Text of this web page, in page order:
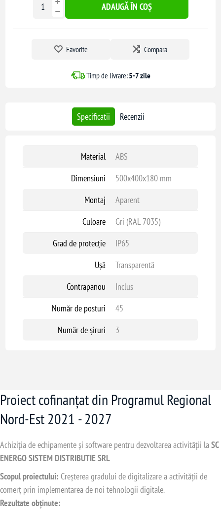
ADAUGĂ ÎN COȘ
Favorite Compara
Timp de livrare:5-7 zile
Specificatii Recenzii
Material
ABS
Dimensiuni
500x400x180 mm
Montaj
Aparent
Culoare
Gri (RAL 7035)
Grad de protecție
IP65
Ușă
Transparentă
Contrapanou
Inclus
Număr de posturi
45
Număr de șiruri
3
Proiect cofinanțat din Programul Regional
Nord-Est 2021 - 2027
Achiziția de echipamente și software pentru dezvoltarea activității laSC
ENERGO SISTEM DISTRIBUTIE SRL
Scopul proiectului: Creșterea gradului de digitalizare a activității de
comerț prin implementarea de noi tehnologii digitale.
Rezultate obținute: